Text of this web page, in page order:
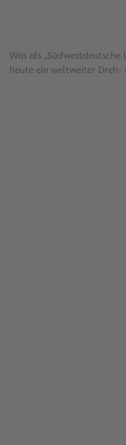
Was als
heute ein weltweiter